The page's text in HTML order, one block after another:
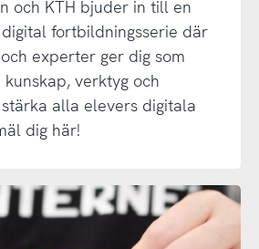
och KTH bjuder in till en
fortbildningsserie där
experter ger dig som
verktyg och
alla elevers digitala
dig här!